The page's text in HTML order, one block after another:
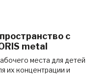
с
metal
места для детей
их концентрации и